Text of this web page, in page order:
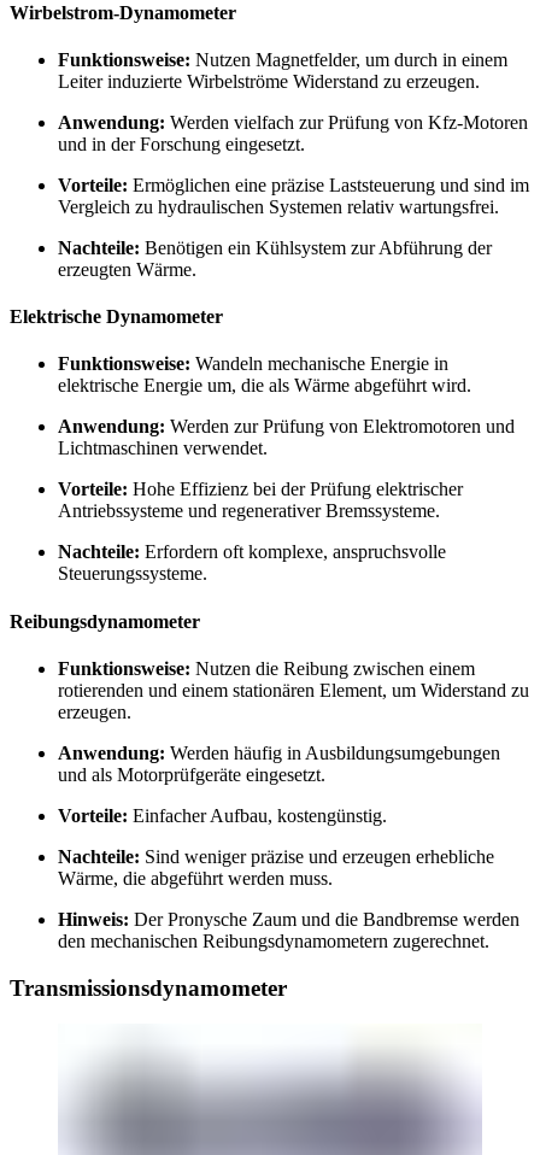
Wirbelstrom-Dynamometer
Funktionsweise: Nutzen Magnetfelder, um durch in einem
Leiter induzierte Wirbelströme Widerstand zu erzeugen.
Anwendung: Werden vielfach zur Prüfung von Kfz-Motoren
und in der Forschung eingesetzt.
Vorteile: Ermöglichen eine präzise Laststeuerung und sind im
Vergleich zu hydraulischen Systemen relativ wartungsfrei.
Nachteile: Benötigen ein Kühlsystem zur Abführung der
erzeugten Wärme.
Elektrische Dynamometer
Funktionsweise: Wandeln mechanische Energie in
elektrische Energie um, die als Wärme abgeführt wird.
Anwendung: Werden zur Prüfung von Elektromotoren und
Lichtmaschinen verwendet.
Vorteile: Hohe Effizienz bei der Prüfung elektrischer
Antriebssysteme und regenerativer Bremssysteme.
Nachteile: Erfordern oft komplexe, anspruchsvolle
Steuerungssysteme.
Reibungsdynamometer
Funktionsweise: Nutzen die Reibung zwischen einem
rotierenden und einem stationären Element, um Widerstand zu
erzeugen.
Anwendung: Werden häufig in Ausbildungsumgebungen
und als Motorprüfgeräte eingesetzt.
Vorteile: Einfacher Aufbau, kostengünstig.
Nachteile: Sind weniger präzise und erzeugen erhebliche
Wärme, die abgeführt werden muss.
Hinweis: Der Pronysche Zaum und die Bandbremse werden
den mechanischen Reibungsdynamometern zugerechnet.
Transmissionsdynamometer